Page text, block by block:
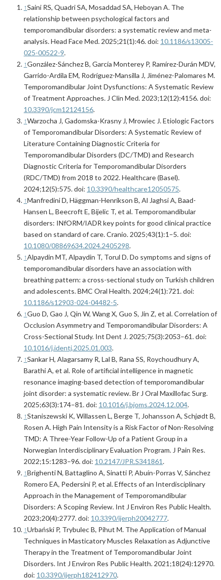
↑Saini RS, Quadri SA, Mosaddad SA, Heboyan A. The
relationship between psychological factors and
temporomandibular disorders: a systematic review and meta-
analysis. Head Face Med. 2025;21(1):46. doi: 10.1186/s13005-
025-00522-9.
↑González-Sánchez B, García Monterey P, Ramírez-Durán MDV,
Garrido-Ardila EM, Rodríguez-Mansilla J, Jiménez-Palomares M.
Temporomandibular Joint Dysfunctions: A Systematic Review
of Treatment Approaches. J Clin Med. 2023;12(12):4156. doi:
10.3390/jcm12124156.
↑Warzocha J, Gadomska-Krasny J, Mrowiec J. Etiologic Factors
of Temporomandibular Disorders: A Systematic Review of
Literature Containing Diagnostic Criteria for
Temporomandibular Disorders (DC/TMD) and Research
Diagnostic Criteria for Temporomandibular Disorders
(RDC/TMD) from 2018 to 2022. Healthcare (Basel).
2024;12(5):575. doi: 10.3390/healthcare12050575.
↑Manfredini D, Häggman-Henrikson B, Al Jaghsi A, Baad-
Hansen L, Beecroft E, Bijelic T, et al. Temporomandibular
disorders: INfORM/IADR key points for good clinical practice
based on standard of care. Cranio. 2025;43(1):1–5. doi:
10.1080/08869634.2024.2405298.
↑Alpaydin MT, Alpaydin T, Torul D. Do symptoms and signs of
temporomandibular disorders have an association with
breathing pattern: a cross-sectional study on Turkish children
and adolescents. BMC Oral Health. 2024;24(1):721. doi:
10.1186/s12903-024-04482-5.
↑Guo D, Gao J, Qin W, Wang X, Guo S, Jin Z, et al. Correlation of
Occlusion Asymmetry and Temporomandibular Disorders: A
Cross-Sectional Study. Int Dent J. 2025;75(3):2053–61. doi:
10.1016/j.identj.2025.01.003.
↑Sankar H, Alagarsamy R, Lal B, Rana SS, Roychoudhury A,
Barathi A, et al. Role of artificial intelligence in magnetic
resonance imaging-based detection of temporomandibular
joint disorder: a systematic review. Br J Oral Maxillofac Surg.
2025;63(3):174–81. doi: 10.1016/j.bjoms.2024.12.004.
↑Staniszewski K, Willassen L, Berge T, Johansson A, Schjødt B,
Rosen A. High Pain Intensity is a Risk Factor of Non-Resolving
TMD: A Three-Year Follow-Up of a Patient Group in a
Norwegian Interdisciplinary Evaluation Program. J Pain Res.
2022;15:1283–96. doi: 10.2147/JPR.S341861.
↑Brighenti N, Battaglino A, Sinatti P, Abuín-Porras V, Sánchez
Romero EA, Pedersini P, et al. Effects of an Interdisciplinary
Approach in the Management of Temporomandibular
Disorders: A Scoping Review. Int J Environ Res Public Health.
2023;20(4):2777. doi: 10.3390/ijerph20042777.
↑Urbański P, Trybulec B, Pihut M. The Application of Manual
Techniques in Masticatory Muscles Relaxation as Adjunctive
Therapy in the Treatment of Temporomandibular Joint
Disorders. Int J Environ Res Public Health. 2021;18(24):12970.
doi: 10.3390/ijerph182412970.